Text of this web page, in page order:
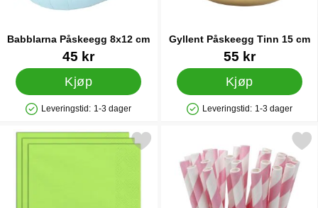
Babblarna Påskeegg 8x12 cm
Varenummer 90357
45 kr
Kjøp
Produkttilgjengelighet: På lager
Leveringstid: 1-3 dager
Gyllent Påskeegg Tinn 15 cm
Varenummer 21081
55 kr
Kjøp
Produkttilgjengelighet: På lager
Leveringstid: 1-3 dager
Merk papirservietter Limegrønn 20-pakning som favoritt
Merk papirsugerør